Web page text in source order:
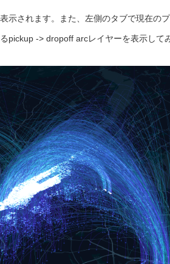
示されます。また、左側のタブで現在の
pickup -> dropoff arcレイヤーを表示して